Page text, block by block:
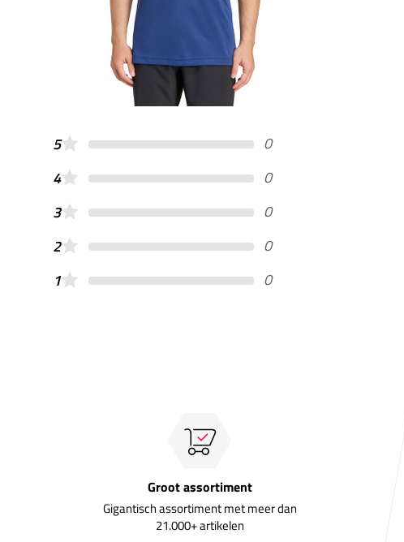
5
0
4
0
3
0
2
0
1
0
Groot assortiment
Gigantisch assortiment met meer dan
21.000+ artikelen